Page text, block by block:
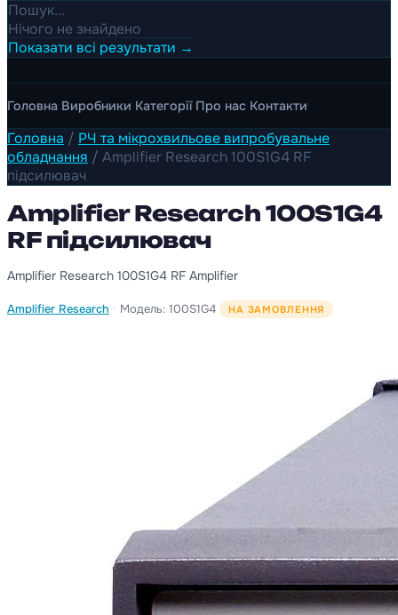
Пошук...
Нічого не знайдено
Показати всі результати →
Головна Виробники Категорії Про нас Контакти
Головна / РЧ та мікрохвильове випробувальне
обладнання / Amplifier Research 100S1G4 RF
підсилювач
Amplifier Research 100S1G4
RF підсилювач
Amplifier Research 100S1G4 RF Amplifier
Amplifier Research · Модель: 100S1G4 НА ЗАМОВЛЕННЯ